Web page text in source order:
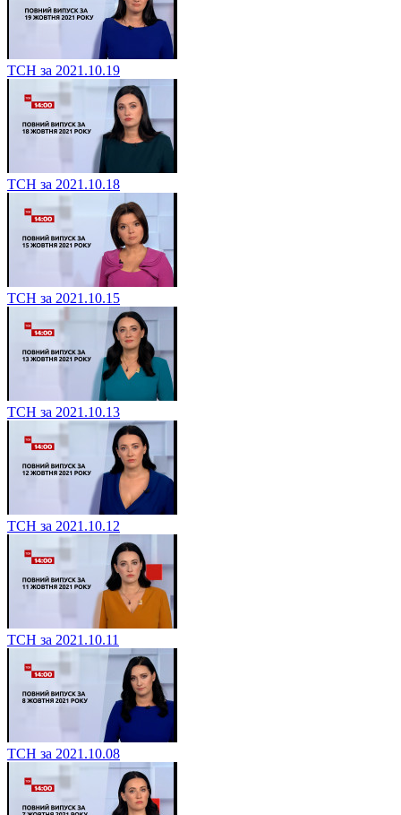
ТСН за 2021.10.19
ТСН за 2021.10.18
ТСН за 2021.10.15
ТСН за 2021.10.13
ТСН за 2021.10.12
ТСН за 2021.10.11
ТСН за 2021.10.08